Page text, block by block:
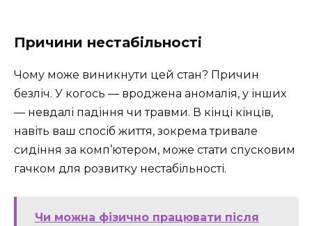
Причини нестабільності
Чому може виникнути цей стан? Причин
безліч. У когось — вроджена аномалія, у інших
— невдалі падіння чи травми. В кінці кінців,
навіть ваш спосіб життя, зокрема тривале
сидіння за комп’ютером, може стати спусковим
гачком для розвитку нестабільності.
Чи можна фізично працювати після